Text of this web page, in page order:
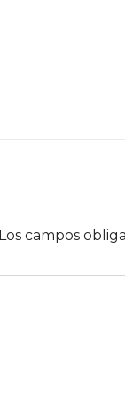
Los campos